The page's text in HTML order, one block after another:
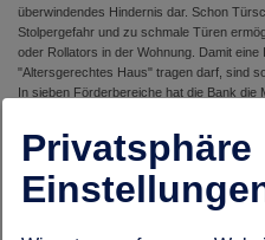
überwindendes Hindernis dar. Schon
Stolpergefahr und zu schmale Türen
oder Rollators in der Wohnung. Damit eine
"Altersgerechtes Haus" tragen darf, sind
In sieben Förderbereiche hat die Bank die
Förderung altersgerecht umbauen
Maßnahmenkatalog orientieren. Alle
und um das Haus möglichst zu beseitigen
Privatsphäre